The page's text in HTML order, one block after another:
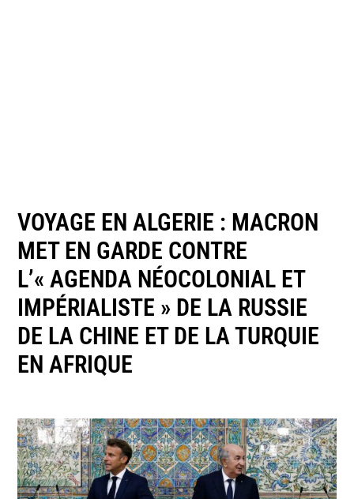
VOYAGE EN ALGERIE : MACRON
MET EN GARDE CONTRE
L’« AGENDA NÉOCOLONIAL ET
IMPÉRIALISTE » DE LA RUSSIE
DE LA CHINE ET DE LA TURQUIE
EN AFRIQUE